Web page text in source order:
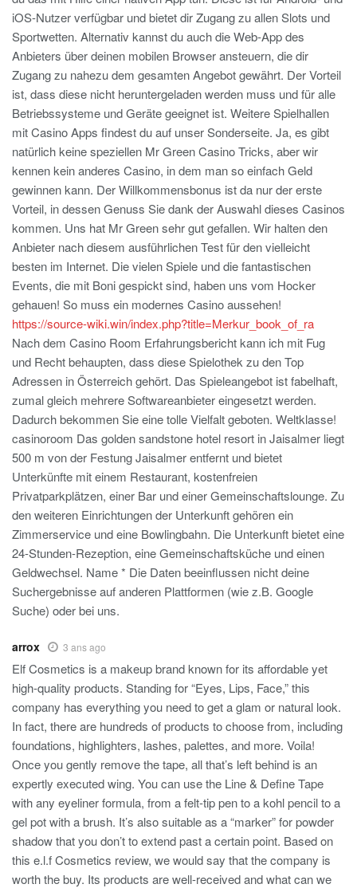
iOS-Nutzer verfügbar und bietet dir Zugang zu allen Slots und
Sportwetten. Alternativ kannst du auch die Web-App des
Anbieters über deinen mobilen Browser ansteuern, die dir
Zugang zu nahezu dem gesamten Angebot gewährt. Der Vorteil
ist, dass diese nicht heruntergeladen werden muss und für alle
Betriebssysteme und Geräte geeignet ist. Weitere Spielhallen
mit Casino Apps findest du auf unser Sonderseite. Ja, es gibt
natürlich keine speziellen Mr Green Casino Tricks, aber wir
kennen kein anderes Casino, in dem man so einfach Geld
gewinnen kann. Der Willkommensbonus ist da nur der erste
Vorteil, in dessen Genuss Sie dank der Auswahl dieses Casinos
kommen. Uns hat Mr Green sehr gut gefallen. Wir halten den
Anbieter nach diesem ausführlichen Test für den vielleicht
besten im Internet. Die vielen Spiele und die fantastischen
Events, die mit Boni gespickt sind, haben uns vom Hocker
gehauen! So muss ein modernes Casino aussehen!
https://source-wiki.win/index.php?title=Merkur_book_of_ra
Nach dem Casino Room Erfahrungsbericht kann ich mit Fug
und Recht behaupten, dass diese Spielothek zu den Top
Adressen in Österreich gehört. Das Spieleangebot ist fabelhaft,
zumal gleich mehrere Softwareanbieter eingesetzt werden.
Dadurch bekommen Sie eine tolle Vielfalt geboten. Weltklasse!
casinoroom Das golden sandstone hotel resort in Jaisalmer liegt
500 m von der Festung Jaisalmer entfernt und bietet
Unterkünfte mit einem Restaurant, kostenfreien
Privatparkplätzen, einer Bar und einer Gemeinschaftslounge. Zu
den weiteren Einrichtungen der Unterkunft gehören ein
Zimmerservice und eine Bowlingbahn. Die Unterkunft bietet eine
24-Stunden-Rezeption, eine Gemeinschaftsküche und einen
Geldwechsel. Name * Die Daten beeinflussen nicht deine
Suchergebnisse auf anderen Plattformen (wie z.B. Google
Suche) oder bei uns.
arrox 3 ans ago
Elf Cosmetics is a makeup brand known for its affordable yet
high-quality products. Standing for “Eyes, Lips, Face,” this
company has everything you need to get a glam or natural look.
In fact, there are hundreds of products to choose from, including
foundations, highlighters, lashes, palettes, and more. Voila!
Once you gently remove the tape, all that’s left behind is an
expertly executed wing. You can use the Line & Define Tape
with any eyeliner formula, from a felt-tip pen to a kohl pencil to a
gel pot with a brush. It’s also suitable as a “marker” for powder
shadow that you don’t to extend past a certain point. Based on
this e.l.f Cosmetics review, we would say that the company is
worth the buy. Its products are well-received and what can we